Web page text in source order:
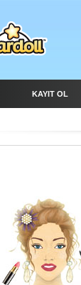
KAYIT OL